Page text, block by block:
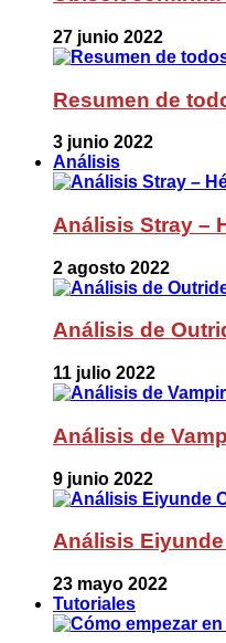
27 junio 2022
Resumen de
3 junio 2022
Análisis
Análisis Stray –
2 agosto 2022
Análisis de
11 julio 2022
Análisis de
9 junio 2022
Análisis
23 mayo 2022
Tutoriales